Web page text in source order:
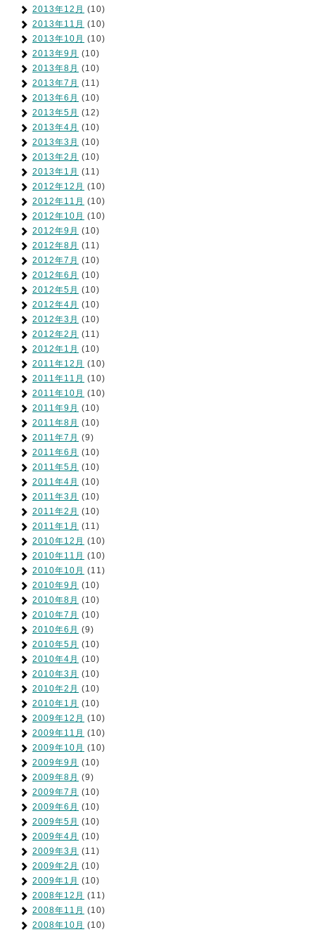
2013年12月 (10)
2013年11月 (10)
2013年10月 (10)
2013年9月 (10)
2013年8月 (10)
2013年7月 (11)
2013年6月 (10)
2013年5月 (12)
2013年4月 (10)
2013年3月 (10)
2013年2月 (10)
2013年1月 (11)
2012年12月 (10)
2012年11月 (10)
2012年10月 (10)
2012年9月 (10)
2012年8月 (11)
2012年7月 (10)
2012年6月 (10)
2012年5月 (10)
2012年4月 (10)
2012年3月 (10)
2012年2月 (11)
2012年1月 (10)
2011年12月 (10)
2011年11月 (10)
2011年10月 (10)
2011年9月 (10)
2011年8月 (10)
2011年7月 (9)
2011年6月 (10)
2011年5月 (10)
2011年4月 (10)
2011年3月 (10)
2011年2月 (10)
2011年1月 (11)
2010年12月 (10)
2010年11月 (10)
2010年10月 (11)
2010年9月 (10)
2010年8月 (10)
2010年7月 (10)
2010年6月 (9)
2010年5月 (10)
2010年4月 (10)
2010年3月 (10)
2010年2月 (10)
2010年1月 (10)
2009年12月 (10)
2009年11月 (10)
2009年10月 (10)
2009年9月 (10)
2009年8月 (9)
2009年7月 (10)
2009年6月 (10)
2009年5月 (10)
2009年4月 (10)
2009年3月 (11)
2009年2月 (10)
2009年1月 (10)
2008年12月 (11)
2008年11月 (10)
2008年10月 (10)